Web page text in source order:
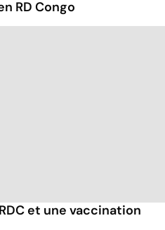
RD Congo
et une vaccination